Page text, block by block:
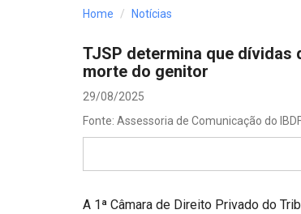
Jurisprudência
Processos - IBDFAM
Projetos do IBDFAM
Eventos / Lives
Home Notícias
TJSP determina que dívidas
morte do genitor
29/08/2025
Fonte: Assessoria de Comunicação do
A 1ª Câmara de Direito Privado do